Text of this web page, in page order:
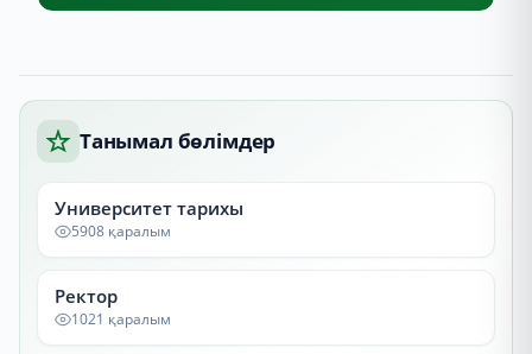
Танымал бөлімдер
Университет тарихы
5908 қаралым
Ректор
1021 қаралым